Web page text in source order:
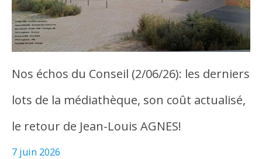
Nos échos du Conseil (2/06/26): les derniers
lots de la médiathèque, son coût actualisé,
le retour de Jean-Louis AGNES!
7 juin 2026